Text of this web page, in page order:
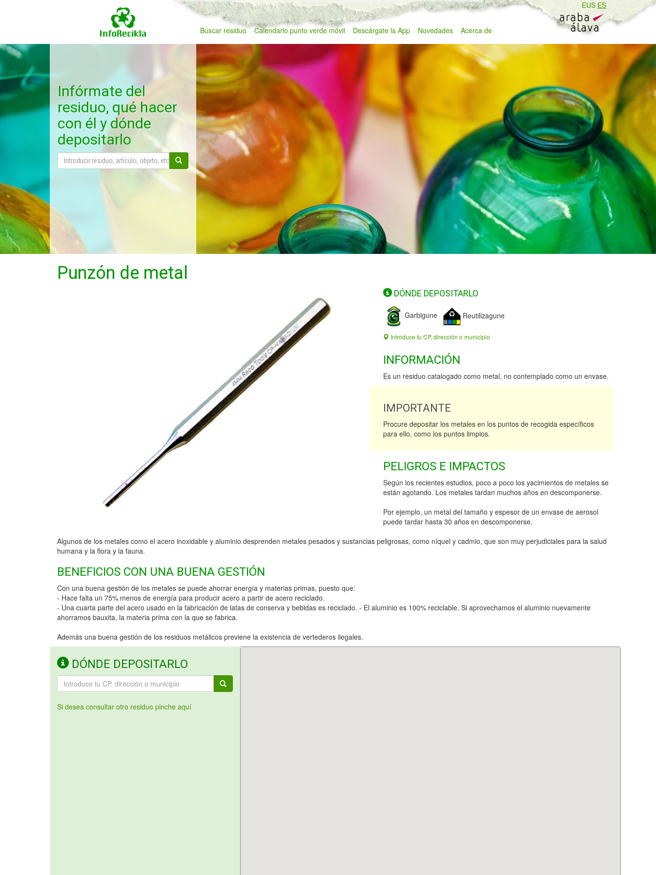
EUS ES
Buscar residuo Calendario punto verde móvil Descárgate la App Novedades Acerca de
Infórmate del
residuo, qué hacer
con él y dónde
depositarlo
Punzón de metal
DÓNDE DEPOSITARLO
Garbigune Reutilizagune
Introduce tu CP, dirección o municipio
INFORMACIÓN
Es un residuo catalogado como metal, no contemplado como un envase.
IMPORTANTE
Procure depositar los metales en los puntos de recogida específicos
para ello, como los puntos limpios.
PELIGROS E IMPACTOS
Según los recientes estudios, poco a poco los yacimientos de metales se
están agotando. Los metales tardan muchos años en descomponerse.
Por ejemplo, un metal del tamaño y espesor de un envase de aerosol
puede tardar hasta 30 años en descomponerse.
Algunos de los metales como el acero inoxidable y aluminio desprenden metales pesados y sustancias peligrosas, como níquel y cadmio, que son muy perjudiciales para la salud
humana y la flora y la fauna.
BENEFICIOS CON UNA BUENA GESTIÓN
Con una buena gestión de los metales se puede ahorrar energía y materias primas, puesto que:
- Hace falta un 75% menos de energía para producir acero a partir de acero reciclado.
- Una cuarta parte del acero usado en la fabricación de latas de conserva y bebidas es reciclado. - El aluminio es 100% reciclable. Si aprovechamos el aluminio nuevamente
ahorramos bauxita, la materia prima con la que se fabrica.
Además una buena gestión de los residuos metálicos previene la existencia de vertederos ilegales.
DÓNDE DEPOSITARLO
Si desea consultar otro residuo pinche aquí